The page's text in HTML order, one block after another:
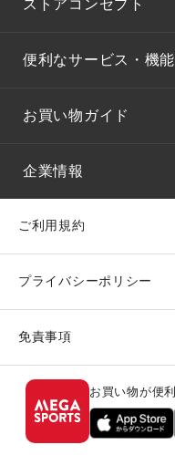
ストアコンセプト
便利なサービス・機能
お買い物ガイド
企業情報
ご利用規約
プライバシーポリシー
免責事項
お買い物が便